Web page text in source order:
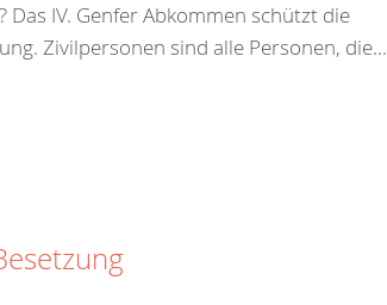
IV. Genfer Abkommen schützt die
Zivilpersonen sind alle Personen, die...